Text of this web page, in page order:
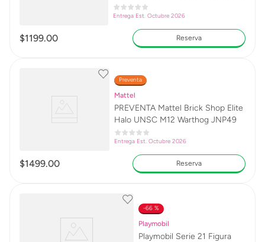
Entrega Est. Octubre 2026
$1199.00 Reserva
Preventa
Mattel
PREVENTA Mattel Brick Shop Elite
Halo UNSC M12 Warthog JNP49
Entrega Est. Octubre 2026
$1499.00 Reserva
66 %
Playmobil
Playmobil Serie 21 Figura